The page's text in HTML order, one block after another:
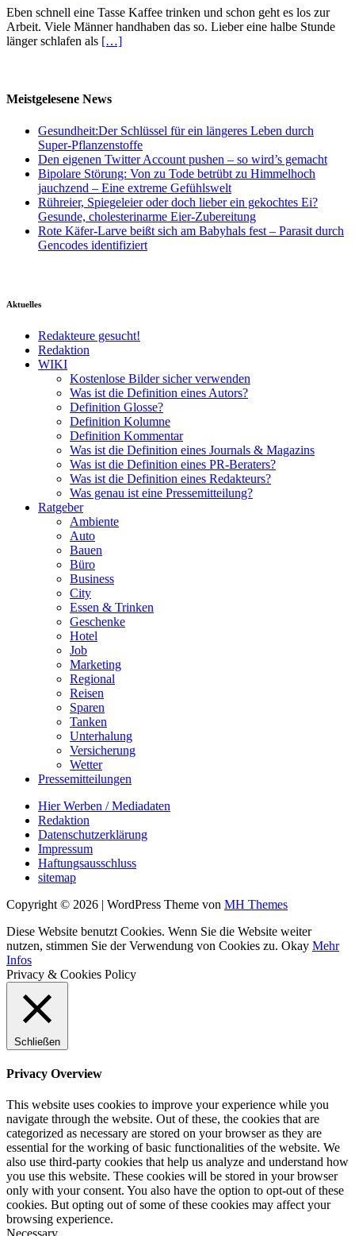
Eben schnell eine Tasse Kaffee trinken und schon geht es los zur
Arbeit. Viele Männer handhaben das so. Lieber eine halbe Stunde
länger schlafen als […]
Meistgelesene News
Gesundheit:Der Schlüssel für ein längeres Leben durch
Super-Pflanzenstoffe
Den eigenen Twitter Account pushen – so wird’s gemacht
Bipolare Störung: Von zu Tode betrübt zu Himmelhoch
jauchzend – Eine extreme Gefühlswelt
Rühreier, Spiegeleier oder doch lieber ein gekochtes Ei?
Gesunde, cholesterinarme Eier-Zubereitung
Rote Käfer-Larve beißt sich am Babyhals fest – Parasit durch
Gencodes identifiziert
Aktuelles
Redakteure gesucht!
Redaktion
WIKI
Kostenlose Bilder sicher verwenden
Was ist die Definition eines Autors?
Definition Glosse?
Definition Kolumne
Definition Kommentar
Was ist die Definition eines Journals & Magazins
Was ist die Definition eines PR-Beraters?
Was ist die Definition eines Redakteurs?
Was genau ist eine Pressemitteilung?
Ratgeber
Ambiente
Auto
Bauen
Büro
Business
City
Essen & Trinken
Geschenke
Hotel
Job
Marketing
Regional
Reisen
Sparen
Tanken
Unterhalung
Versicherung
Wetter
Pressemitteilungen
Hier Werben / Mediadaten
Redaktion
Datenschutzerklärung
Impressum
Haftungsausschluss
sitemap
Copyright © 2026 | WordPress Theme von MH Themes
Diese Website benutzt Cookies. Wenn Sie die Website weiter
nutzen, stimmen Sie der Verwendung von Cookies zu. Okay Mehr
Infos
Privacy & Cookies Policy
Schließen
Privacy Overview
This website uses cookies to improve your experience while you
navigate through the website. Out of these, the cookies that are
categorized as necessary are stored on your browser as they are
essential for the working of basic functionalities of the website. We
also use third-party cookies that help us analyze and understand how
you use this website. These cookies will be stored in your browser
only with your consent. You also have the option to opt-out of these
cookies. But opting out of some of these cookies may affect your
browsing experience.